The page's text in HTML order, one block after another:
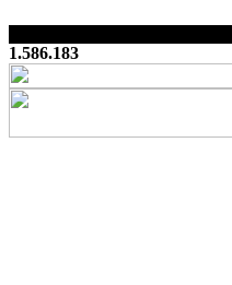
1.586.183